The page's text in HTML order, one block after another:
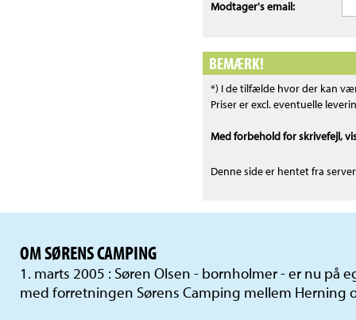
Modtager's email:
BEMÆRK!
*) I de tilfælde hvor der kan
Priser er excl. eventuelle
Med forbehold for skrivefejl,
Denne side er hentet fra
OM SØRENS CAMPING
1. marts 2005 : Søren Olsen - bornholmer - er nu på
med forretningen Sørens Camping mellem Herning